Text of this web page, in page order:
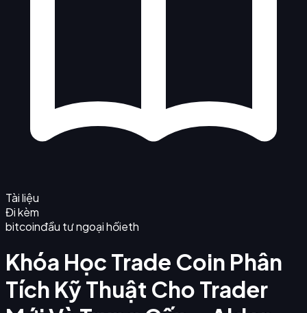
Tài liệu
Đi kèm
bitcoinđầu tư ngoại hốieth
Khóa Học Trade Coin Phân
Tích Kỹ Thuật Cho Trader